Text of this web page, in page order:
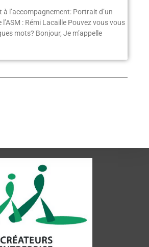
à l’accompagnement: Portrait d’un
: Rémi Lacaille Pouvez vous vous
mots? Bonjour, Je m’appelle